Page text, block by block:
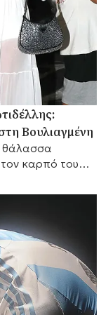
Βουλιαγμένη
θάλασσα
καρπό του